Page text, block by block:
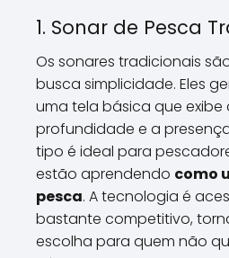
1. Sonar de Pesca
Os sonares tradicionais
busca simplicidade. Eles
uma tela básica que
profundidade e a
tipo é ideal para
estão aprendendo como
pesca. A tecnologia é
bastante competitivo,
escolha para quem não